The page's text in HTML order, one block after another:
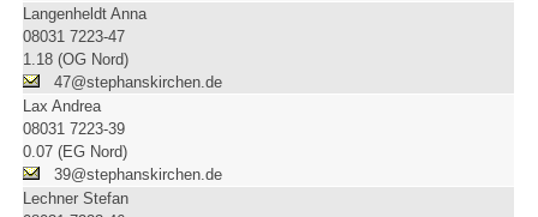
Langenheldt Anna
08031 7223-47
1.18 (OG Nord)
47@stephanskirchen.de
Lax Andrea
08031 7223-39
0.07 (EG Nord)
39@stephanskirchen.de
Lechner Stefan